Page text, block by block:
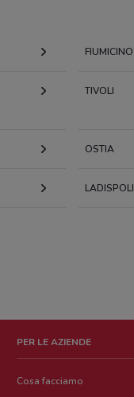
FIUMICINO
TIVOLI
OSTIA
LADISPOLI
PER LE AZIENDE
Cosa facciamo